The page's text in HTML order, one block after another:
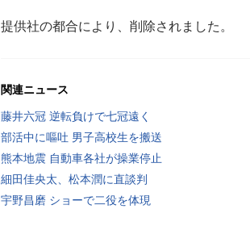
提供社の都合により、削除されました。
関連ニュース
藤井六冠 逆転負けで七冠遠く
部活中に嘔吐 男子高校生を搬送
熊本地震 自動車各社が操業停止
細田佳央太、松本潤に直談判
宇野昌磨 ショーで二役を体現